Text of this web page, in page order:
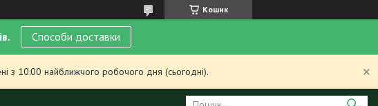
Кошик
Способи доставки
з 10:00 найближчого робочого дня (сьогодні).